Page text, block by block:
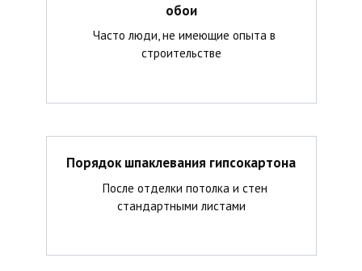
обои
Часто люди, не имеющие опыта в
строительстве
Порядок шпаклевания гипсокартона
После отделки потолка и стен
стандартными листами